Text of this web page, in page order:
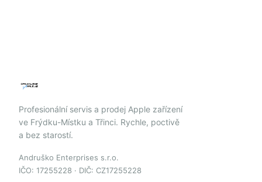
Profesionální servis a prodej Apple zařízení
ve Frýdku-Místku a Třinci. Rychle, poctivě
a bez starostí.
Andruško Enterprises s.r.o.
IČO: 17255228 · DIČ: CZ17255228